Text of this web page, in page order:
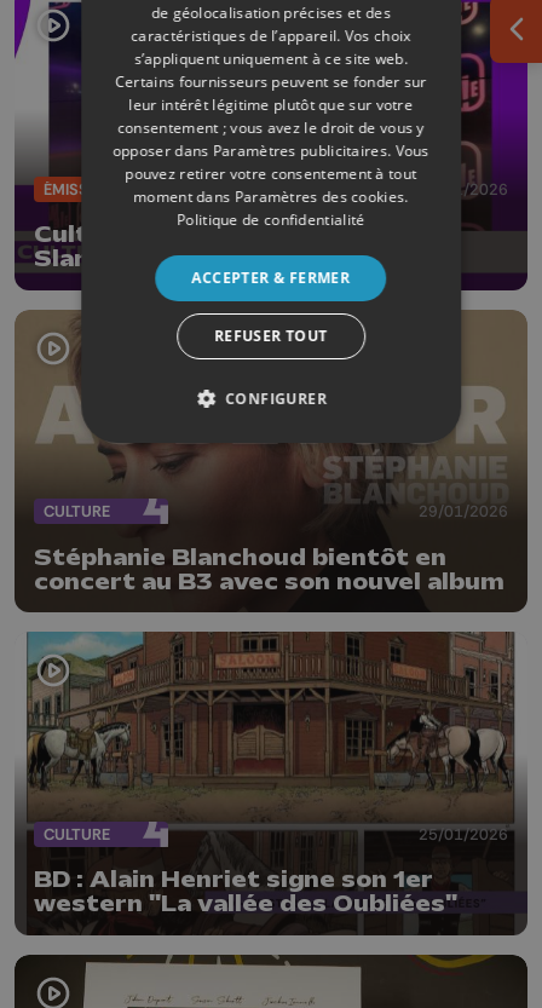
ÉMISSIONS 30/01/2026
CultureL avec M'sieur 13 et la
Slamerie à Huy
CULTURE 29/01/2026
Stéphanie Blanchoud bientôt en
concert au B3 avec son nouvel album
CULTURE 25/01/2026
BD : Alain Henriet signe son 1er
western "La vallée des Oubliées"
de géolocalisation précises et des
caractéristiques de l’appareil. Vos choix
s’appliquent uniquement à ce site web.
Certains fournisseurs peuvent se fonder sur
leur intérêt légitime plutôt que sur votre
consentement ; vous avez le droit de vous y
opposer dans Paramètres publicitaires. Vous
pouvez retirer votre consentement à tout
moment dans Paramètres des cookies.
Politique de confidentialité
ACCEPTER & FERMER
REFUSER TOUT
CONFIGURER